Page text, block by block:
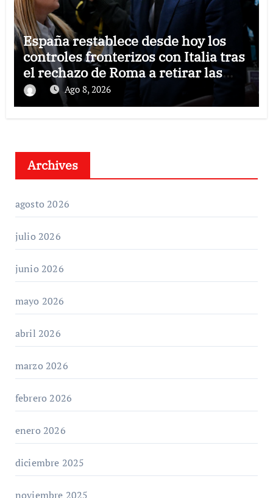
España restablece desde hoy los
controles fronterizos con Italia tras
el rechazo de Roma a retirar las
restricciones
Ago 8, 2026
Archives
agosto 2026
julio 2026
junio 2026
mayo 2026
abril 2026
marzo 2026
febrero 2026
enero 2026
diciembre 2025
noviembre 2025